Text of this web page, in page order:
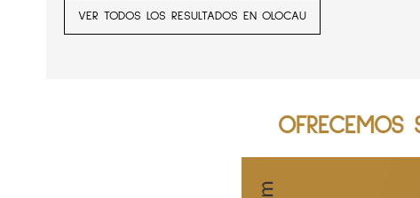
VER TODOS LOS RESULTADOS EN OLOCAU
OFRECEMOS